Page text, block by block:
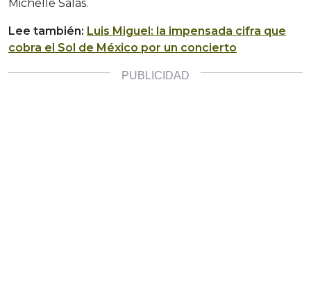
Michelle Salas.
Lee también: Luis Miguel: la impensada cifra que
cobra el Sol de México por un concierto